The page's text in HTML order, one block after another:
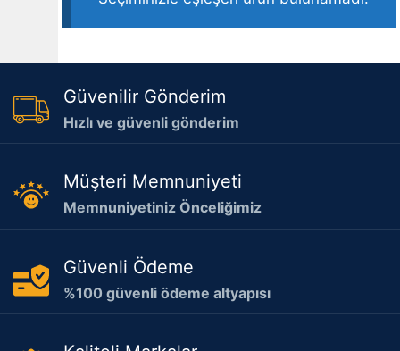
Güvenilir Gönderim
Hızlı ve güvenli gönderim
Müşteri Memnuniyeti
Memnuniyetiniz Önceliğimiz
Güvenli Ödeme
%100 güvenli ödeme altyapısı